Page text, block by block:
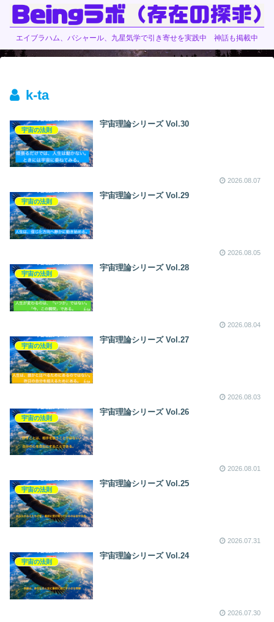
エイブラハム、バシャール、九星気学で引き寄せを実践中 神話も掲載中
k-ta
宇宙の法則
宇宙理論シリーズ Vol.30
2026.08.07
宇宙の法則
宇宙理論シリーズ Vol.29
2026.08.05
宇宙の法則
宇宙理論シリーズ Vol.28
2026.08.04
宇宙の法則
宇宙理論シリーズ Vol.27
2026.08.03
宇宙の法則
宇宙理論シリーズ Vol.26
2026.08.01
宇宙の法則
宇宙理論シリーズ Vol.25
2026.07.31
宇宙の法則
宇宙理論シリーズ Vol.24
2026.07.30